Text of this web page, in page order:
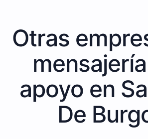
Otras
apoyo en
De